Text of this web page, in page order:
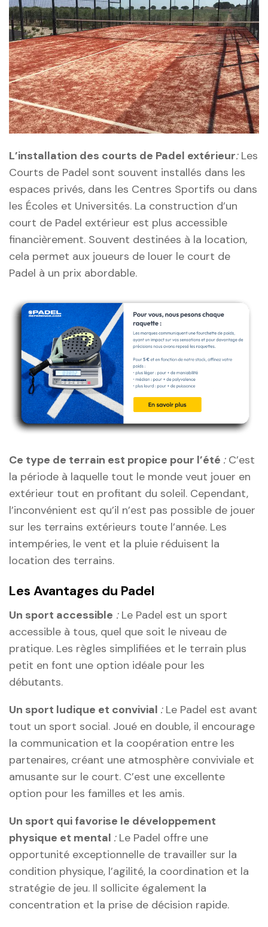
L’installation des courts de Padel extérieur: Les
Courts de Padel sont souvent installés dans les
espaces privés, dans les Centres Sportifs ou dans
les Écoles et Universités. La construction d’un
court de Padel extérieur est plus accessible
financièrement. Souvent destinées à la location,
cela permet aux joueurs de louer le court de
Padel à un prix abordable.
Ce type de terrain est propice pour l’été :C’est
la période à laquelle tout le monde veut jouer en
extérieur tout en profitant du soleil. Cependant,
l’inconvénient est qu’il n’est pas possible de jouer
sur les terrains extérieurs toute l’année. Les
intempéries, le vent et la pluie réduisent la
location des terrains.
Les Avantages du Padel
Un sport accessible :Le Padel est un sport
accessible à tous, quel que soit le niveau de
pratique. Les règles simplifiées et le terrain plus
petit en font une option idéale pour les
débutants.
Un sport ludique et convivial :Le Padel est avant
tout un sport social. Joué en double, il encourage
la communication et la coopération entre les
partenaires, créant une atmosphère conviviale et
amusante sur le court. C’est une excellente
option pour les familles et les amis.
Un sport qui favorise le développement
physique et mental :Le Padel offre une
opportunité exceptionnelle de travailler sur la
condition physique, l’agilité, la coordination et la
stratégie de jeu. Il sollicite également la
concentration et la prise de décision rapide.